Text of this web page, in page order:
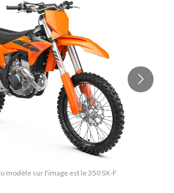
modèle sur l'image est le 350 SX-F